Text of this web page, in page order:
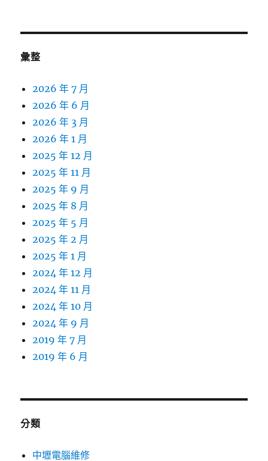
彙整
2026 年 7 月
2026 年 6 月
2026 年 3 月
2026 年 1 月
2025 年 12 月
2025 年 11 月
2025 年 9 月
2025 年 8 月
2025 年 5 月
2025 年 2 月
2025 年 1 月
2024 年 12 月
2024 年 11 月
2024 年 10 月
2024 年 9 月
2019 年 7 月
2019 年 6 月
分類
中壢電腦維修